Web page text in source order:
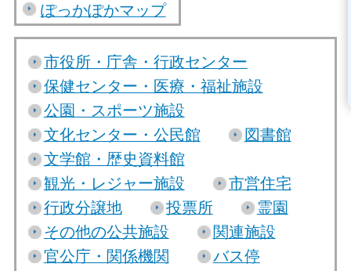
ぽっかぽかマップ
市役所・庁舎・行政センター
保健センター・医療・福祉施設
公園・スポーツ施設
文化センター・公民館
図書館
文学館・歴史資料館
観光・レジャー施設
市営住宅
行政分譲地
投票所
霊園
その他の公共施設
関連施設
官公庁・関係機関
バス停